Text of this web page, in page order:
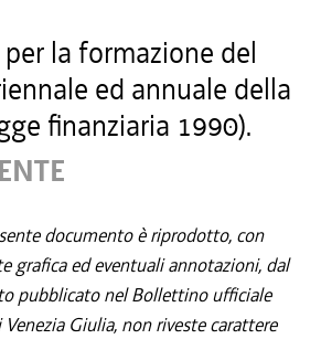
la formazione del
ed annuale della
finanziaria 1990).
documento è riprodotto, con
grafica ed eventuali annotazioni, dal
pubblicato nel Bollettino ufficiale
Giulia, non riveste carattere